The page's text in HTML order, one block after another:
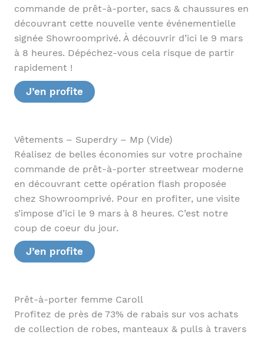
commande de prêt-à-porter, sacs & chaussures en
découvrant cette nouvelle vente événementielle
signée Showroomprivé. À découvrir d’ici le 9 mars
à 8 heures. Dépéchez-vous cela risque de partir
rapidement !
J’en profite
Vêtements – Superdry – Mp (Vide)
Réalisez de belles économies sur votre prochaine
commande de prêt-à-porter streetwear moderne
en découvrant cette opération flash proposée
chez Showroomprivé. Pour en profiter, une visite
s’impose d’ici le 9 mars à 8 heures. C’est notre
coup de coeur du jour.
J’en profite
Prêt-à-porter femme Caroll
Profitez de près de 73% de rabais sur vos achats
de collection de robes, manteaux & pulls à travers